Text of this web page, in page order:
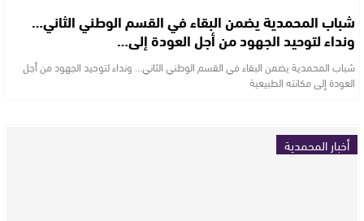
شباب المحمدية يضمن البقاء في القسم الوطني الثاني…
ونداء لتوحيد الجهود من أجل العودة إلى…
شباب المحمدية يضمن البقاء في القسم الوطني الثاني… ونداء لتوحيد الجهود من أجل
العودة إلى مكانته الطبيعية
أخبار المحمدية